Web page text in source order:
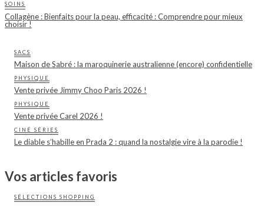
SOINS
Collagène : Bienfaits pour la peau, efficacité : Comprendre pour mieux
choisir !
SACS
Maison de Sabré : la maroquinerie australienne (encore) confidentielle
PHYSIQUE
Vente privée Jimmy Choo Paris 2026 !
PHYSIQUE
Vente privée Carel 2026 !
CINÉ SÉRIES
Le diable s’habille en Prada 2 : quand la nostalgie vire à la parodie !
Vos articles favoris
SÉLECTIONS SHOPPING